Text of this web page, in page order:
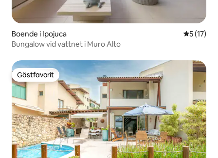
Boende i Ipojuca 5 av 5 i
5 (17)
Bungalow vid vattnet i Muro Alto
Gästfavorit
Gästfavorit